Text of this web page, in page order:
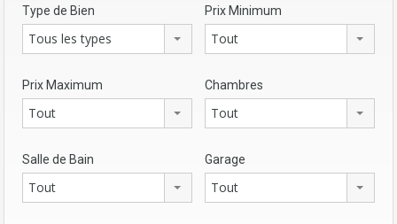
Type de Bien
Tous les types
Prix Minimum
Tout
Prix Maximum
Tout
Chambres
Tout
Salle de Bain
Tout
Garage
Tout